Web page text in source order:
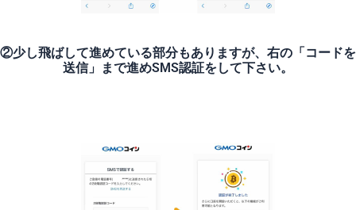
②少し飛ばして進めている部分もありますが、右の「コードを
送信」まで進めSMS認証をして下さい。